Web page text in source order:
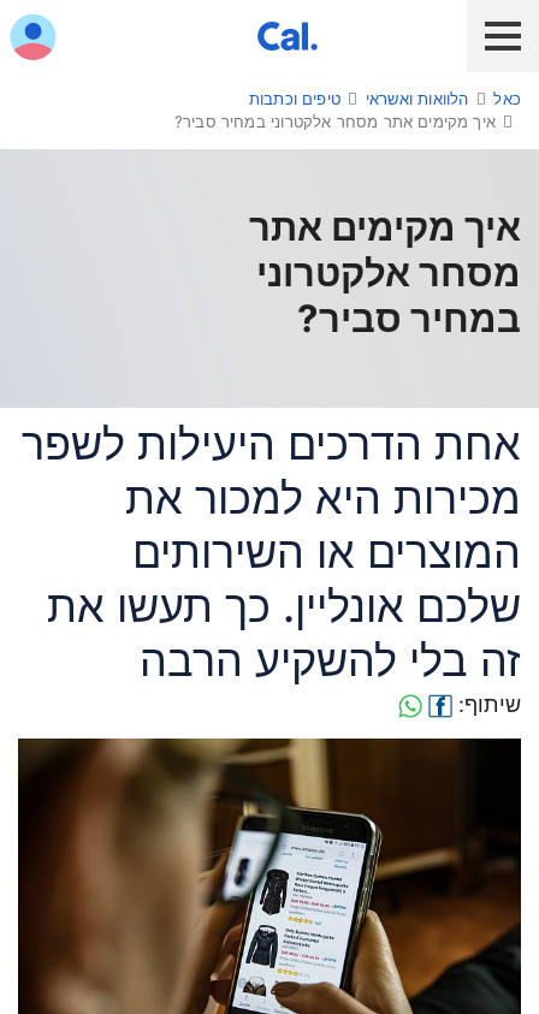
לקוח כאל לקוח Diners Club
שירות אונליין
הלוואות ואשראי
מבצעים והטבות
חו"ל
כרטיס חדש
כאל הלוואות ואשראי
טיפים וכתבות
איך מקימים אתר מסחר אלקטרוני במחיר סביר?
איך מקימים אתר
מסחר אלקטרוני
במחיר סביר?
אחת הדרכים היעילות לשפר
מכירות היא למכור את
המוצרים או השירותים
שלכם אונליין. כך תעשו את
זה בלי להשקיע הרבה
שיתוף: